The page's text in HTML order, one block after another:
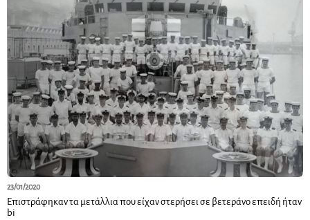
23/01/2020
Επιστράφηκαν τα μετάλλια που είχαν στερήσει σε βετεράνο επειδή ήταν
bi